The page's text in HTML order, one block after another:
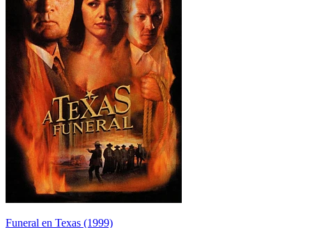
Funeral en Texas (1999)